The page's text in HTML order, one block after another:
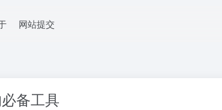
网站提交
备工具